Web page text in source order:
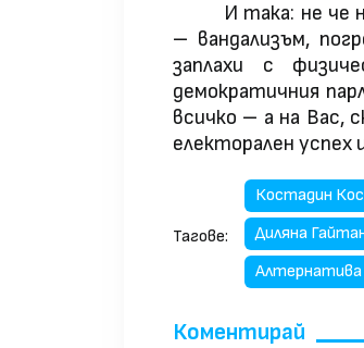
И така: не че
– вандализъм,
заплахи с
демократичния
всичко – а на Вас,
електорален успех
Тагове:
Костадин
Диляна
Алтернатива
Коментирай